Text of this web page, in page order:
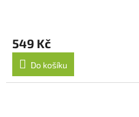
549 Kč
Do košíku